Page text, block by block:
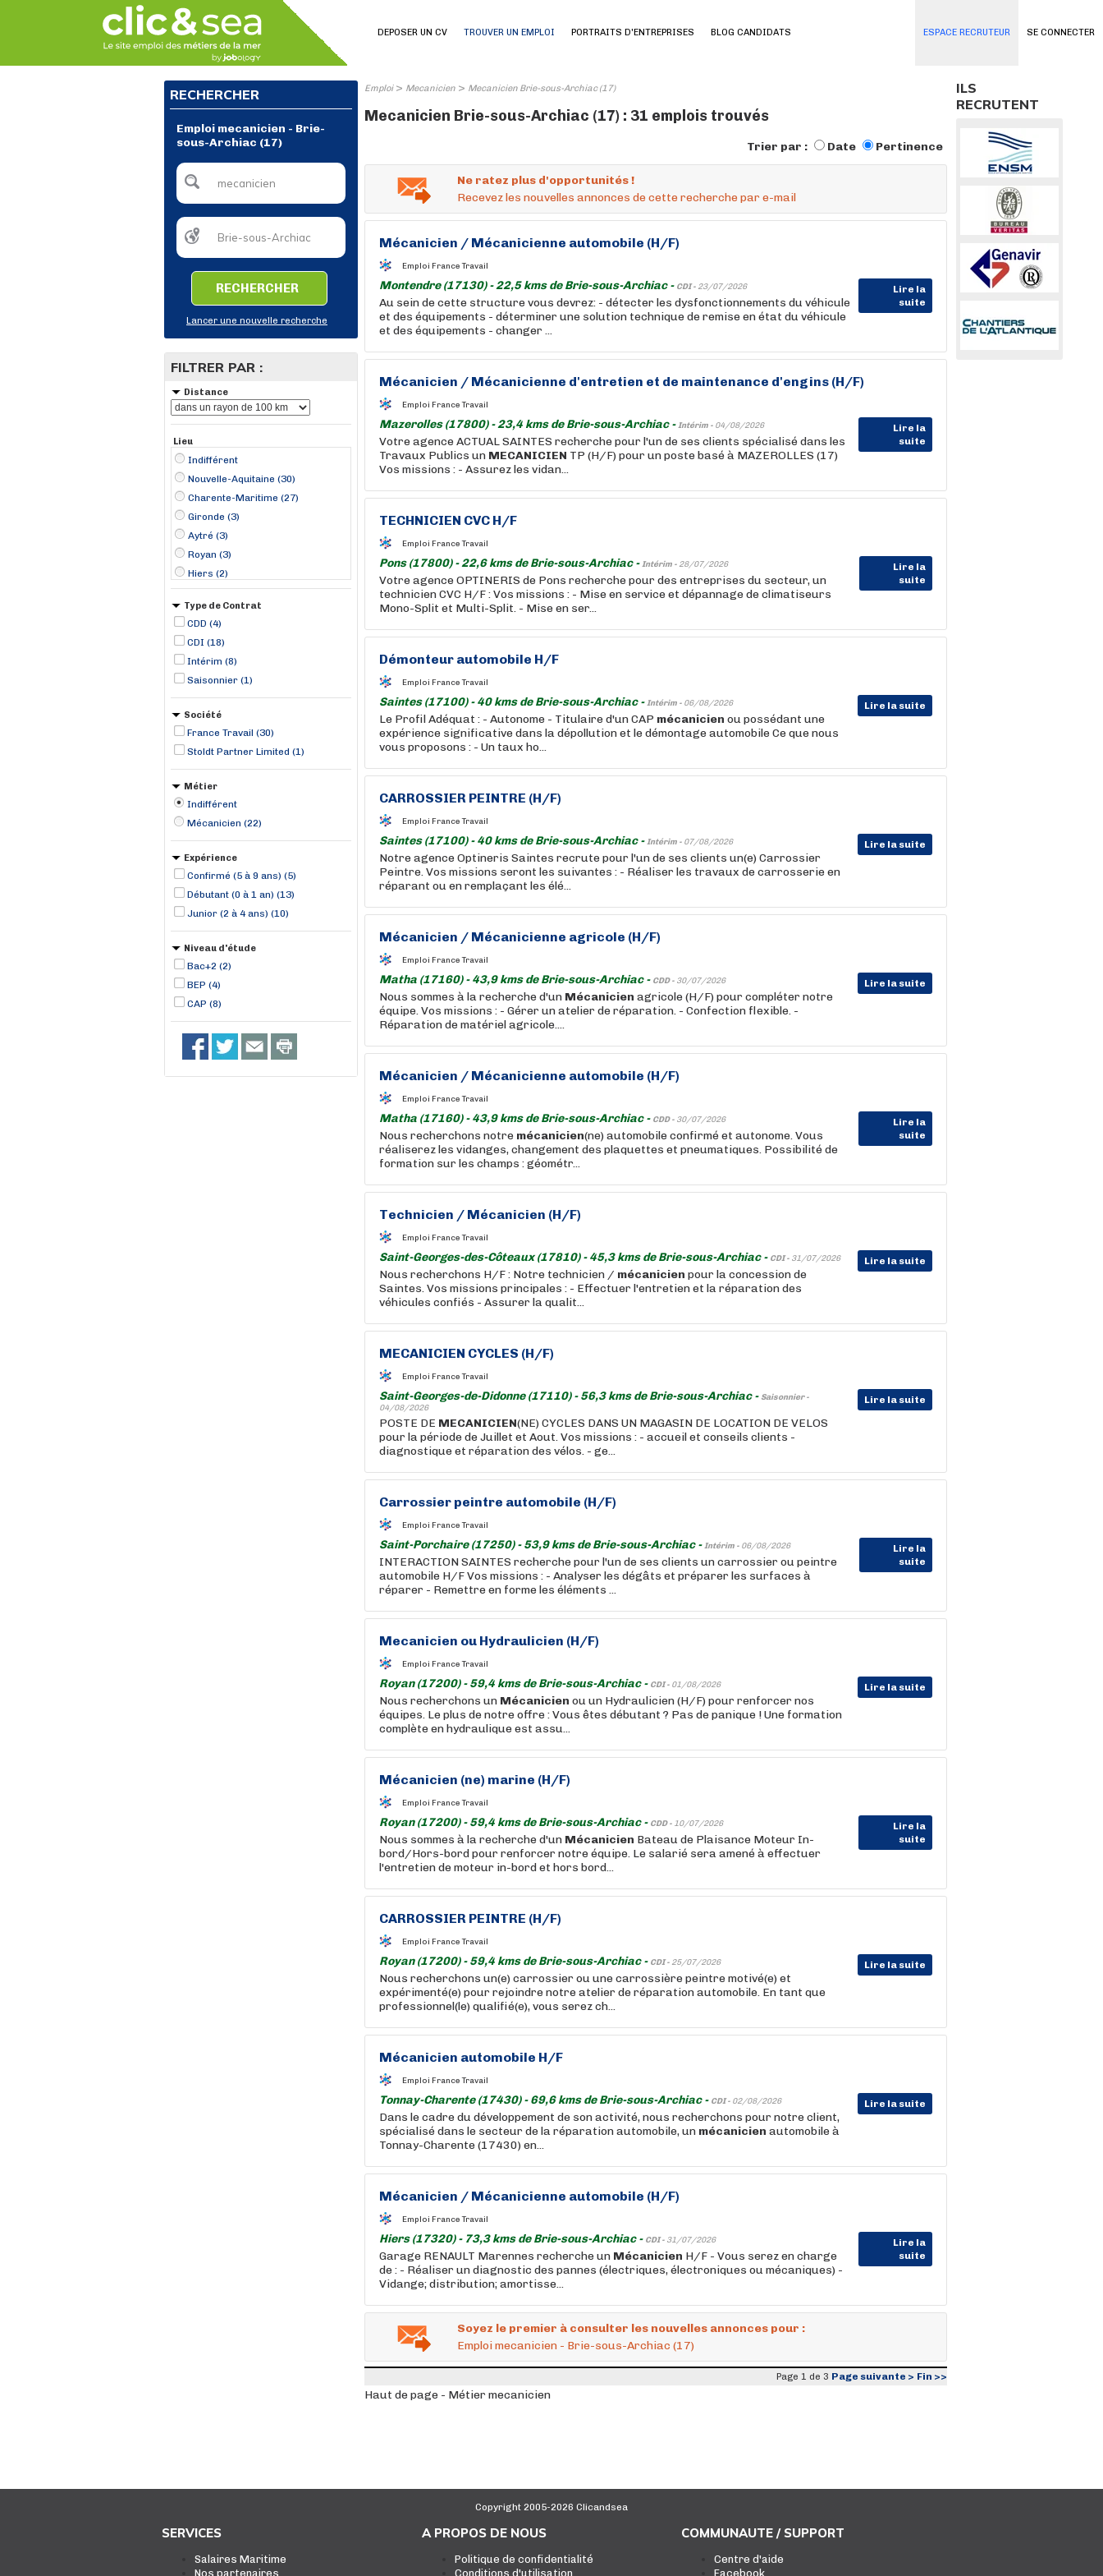
SE CONNECTER
DEPOSER UN CV TROUVER UN EMPLOI PORTRAITS D'ENTREPRISES BLOG CANDIDATS ESPACE RECRUTEUR
RECHERCHER
Emploi mecanicien - Brie-
sous-Archiac (17)
RECHERCHER
Lancer une nouvelle recherche
FILTRER PAR :
Distance
Lieu
Indifférent
Nouvelle-Aquitaine (30)
Charente-Maritime (27)
Gironde (3)
Aytré (3)
Royan (3)
Hiers (2)
Matha (2)
Rochefort (2)
Saintes (2)
Angoulins (1)
Bassens (1)
Bourcefranc-le-Chapus (1)
Type de Contrat
CDD (4)
CDI (18)
Intérim (8)
Saisonnier (1)
Société
France Travail (30)
Stoldt Partner Limited (1)
Métier
Indifférent
Mécanicien (22)
Expérience
Confirmé (5 à 9 ans) (5)
Débutant (0 à 1 an) (13)
Junior (2 à 4 ans) (10)
Niveau d'étude
Bac+2 (2)
BEP (4)
CAP (8)
Emploi> Mecanicien > Mecanicien Brie-sous-Archiac (17)
Mecanicien Brie-sous-Archiac (17) : 31 emplois trouvés
Trier par : Date Pertinence
Ne ratez plus d'opportunités !
Recevez les nouvelles annonces de cette recherche par e-mail
Mécanicien / Mécanicienne automobile (H/F)
Emploi France Travail
Montendre (17130) - 22,5 kms de Brie-sous-Archiac - CDI - 23/07/2026
Lire la
suite
Au sein de cette structure vous devrez: - détecter les dysfonctionnements du véhicule
et des équipements - déterminer une solution technique de remise en état du véhicule
et des équipements - changer ...
Mécanicien / Mécanicienne d'entretien et de maintenance d'engins (H/F)
Emploi France Travail
Mazerolles (17800) - 23,4 kms de Brie-sous-Archiac -Intérim - 04/08/2026
Lire la
suite
Votre agence ACTUAL SAINTES recherche pour l'un de ses clients spécialisé dans les
Travaux Publics un MECANICIEN TP (H/F) pour un poste basé à MAZEROLLES (17)
Vos missions : - Assurez les vidan...
TECHNICIEN CVC H/F
Emploi France Travail
Pons (17800) - 22,6 kms de Brie-sous-Archiac -Intérim - 28/07/2026
Lire la
suite
Votre agence OPTINERIS de Pons recherche pour des entreprises du secteur, un
technicien CVC H/F : Vos missions : - Mise en service et dépannage de climatiseurs
Mono-Split et Multi-Split. - Mise en ser...
Démonteur automobile H/F
Emploi France Travail
Saintes (17100) - 40 kms de Brie-sous-Archiac -Intérim - 06/08/2026 Lire la suite
Le Profil Adéquat : - Autonome - Titulaire d'un CAP mécanicien ou possédant une
expérience significative dans la dépollution et le démontage automobile Ce que nous
vous proposons : - Un taux ho...
CARROSSIER PEINTRE (H/F)
Emploi France Travail
Saintes (17100) - 40 kms de Brie-sous-Archiac -Intérim - 07/08/2026 Lire la suite
Notre agence Optineris Saintes recrute pour l'un de ses clients un(e) Carrossier
Peintre. Vos missions seront les suivantes : - Réaliser les travaux de carrosserie en
réparant ou en remplaçant les élé...
Mécanicien / Mécanicienne agricole (H/F)
Emploi France Travail
Matha (17160) - 43,9 kms de Brie-sous-Archiac - CDD - 30/07/2026 Lire la suite
Nous sommes à la recherche d'un Mécanicien agricole (H/F) pour compléter notre
équipe. Vos missions : - Gérer un atelier de réparation. - Confection flexible. -
Réparation de matériel agricole....
Mécanicien / Mécanicienne automobile (H/F)
Emploi France Travail
Matha (17160) - 43,9 kms de Brie-sous-Archiac - CDD - 30/07/2026
Lire la
suite
Nous recherchons notre mécanicien(ne) automobile confirmé et autonome. Vous
réaliserez les vidanges, changement des plaquettes et pneumatiques. Possibilité de
formation sur les champs : géométr...
Technicien / Mécanicien (H/F)
Emploi France Travail
Saint-Georges-des-Côteaux (17810) - 45,3 kms de Brie-sous-Archiac - CDI - 31/07/2026 Lire la suite
Nous recherchons H/F : Notre technicien / mécanicien pour la concession de
Saintes. Vos missions principales : - Effectuer l'entretien et la réparation des
véhicules confiés - Assurer la qualit...
MECANICIEN CYCLES (H/F)
Emploi France Travail
Saint-Georges-de-Didonne (17110) - 56,3 kms de Brie-sous-Archiac - Saisonnier -
04/08/2026
Lire la suite
POSTE DE MECANICIEN(NE) CYCLES DANS UN MAGASIN DE LOCATION DE VELOS
pour la période de Juillet et Aout. Vos missions : - accueil et conseils clients -
diagnostique et réparation des vélos. - ge...
Carrossier peintre automobile (H/F)
Emploi France Travail
Saint-Porchaire (17250) - 53,9 kms de Brie-sous-Archiac -Intérim - 06/08/2026
Lire la
suite
INTERACTION SAINTES recherche pour l'un de ses clients un carrossier ou peintre
automobile H/F Vos missions : - Analyser les dégâts et préparer les surfaces à
réparer - Remettre en forme les éléments ...
Mecanicien ou Hydraulicien (H/F)
Emploi France Travail
Royan (17200) - 59,4 kms de Brie-sous-Archiac - CDI - 01/08/2026 Lire la suite
Nous recherchons un Mécanicien ou un Hydraulicien (H/F) pour renforcer nos
équipes. Le plus de notre offre : Vous êtes débutant ? Pas de panique ! Une formation
complète en hydraulique est assu...
Mécanicien (ne) marine (H/F)
Emploi France Travail
Royan (17200) - 59,4 kms de Brie-sous-Archiac - CDD - 10/07/2026
Lire la
suite
Nous sommes à la recherche d'un Mécanicien Bateau de Plaisance Moteur In-
bord/Hors-bord pour renforcer notre équipe. Le salarié sera amené à effectuer
l'entretien de moteur in-bord et hors bord...
CARROSSIER PEINTRE (H/F)
Emploi France Travail
Royan (17200) - 59,4 kms de Brie-sous-Archiac - CDI - 25/07/2026 Lire la suite
Nous recherchons un(e) carrossier ou une carrossière peintre motivé(e) et
expérimenté(e) pour rejoindre notre atelier de réparation automobile. En tant que
professionnel(le) qualifié(e), vous serez ch...
Mécanicien automobile H/F
Emploi France Travail
Tonnay-Charente (17430) - 69,6 kms de Brie-sous-Archiac - CDI - 02/08/2026 Lire la suite
Dans le cadre du développement de son activité, nous recherchons pour notre client,
spécialisé dans le secteur de la réparation automobile, un mécanicien automobile à
Tonnay-Charente (17430) en...
Mécanicien / Mécanicienne automobile (H/F)
Emploi France Travail
Hiers (17320) - 73,3 kms de Brie-sous-Archiac - CDI - 31/07/2026
Lire la
suite
Garage RENAULT Marennes recherche un Mécanicien H/F - Vous serez en charge
de : - Réaliser un diagnostic des pannes (électriques, électroniques ou mécaniques) -
Vidange; distribution; amortisse...
Soyez le premier à consulter les nouvelles annonces pour :
Emploi mecanicien - Brie-sous-Archiac (17)
Page 1 de 3 Page suivante > Fin >>
Haut de page - Métier mecanicien
ILS
RECRUTENT
Copyright 2005-2026 Clicandsea
SERVICES
Salaires Maritime
Nos partenaires
A PROPOS DE NOUS
Politique de confidentialité
Conditions d'utilisation
COMMUNAUTE / SUPPORT
Centre d'aide
Facebook